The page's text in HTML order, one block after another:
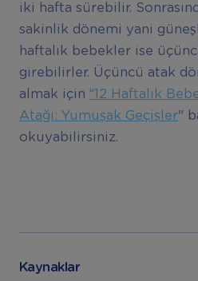
iki hafta sürebilir.
sakinlik dönemi yani
haftalık bebekler ise
girebilirler. Üçüncü atak
almak için “12 Haftalık
Atağı: Yumuşak Geçişler"
okuyabilirsiniz.
Kaynaklar